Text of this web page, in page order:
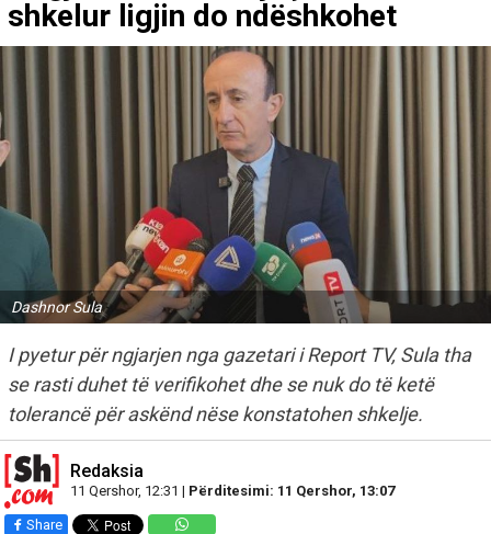
shkelur ligjin do ndëshkohet
Dashnor Sula
I pyetur për ngjarjen nga gazetari i Report TV, Sula tha
se rasti duhet të verifikohet dhe se nuk do të ketë
tolerancë për askënd nëse konstatohen shkelje.
Redaksia
11 Qershor, 12:31 | Përditesimi: 11 Qershor, 13:07
Share